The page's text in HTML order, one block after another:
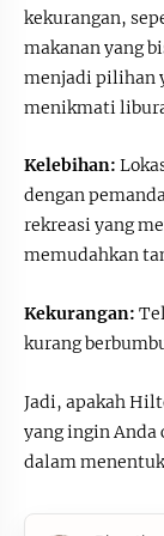
kekurangan,
makanan yang
menjadi pilihan
menikmati
Kelebihan:
dengan
rekreasi yang
memudahkan
Kekurangan:
kurang
Jadi, apakah
yang ingin Anda
dalam